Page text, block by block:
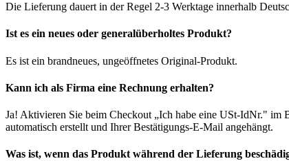
Die Lieferung dauert in der Regel 2-3 Werktage innerhalb
Ist es ein neues oder generalüberholtes Produkt?
Es ist ein brandneues, ungeöffnetes Original-Produkt.
Kann ich als Firma eine Rechnung erhalten?
Ja! Aktivieren Sie beim Checkout „Ich habe eine USt-IdNr." im
automatisch erstellt und Ihrer Bestätigungs-E-Mail angehängt.
Was ist, wenn das Produkt während der Lieferung